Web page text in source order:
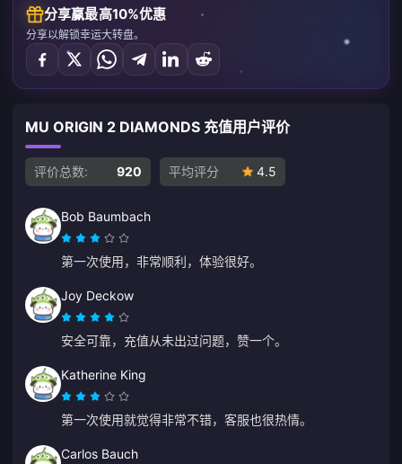
分享赢最高10%优惠
分享以解锁幸运大转盘。
MU ORIGIN 2 DIAMONDS 充值用户评价
评价总数: 920 平均评分 4.5
Bob Baumbach
第一次使用，非常顺利，体验很好。
Joy Deckow
安全可靠，充值从未出过问题，赞一个。
Katherine King
第一次使用就觉得非常不错，客服也很热情。
Carlos Bauch